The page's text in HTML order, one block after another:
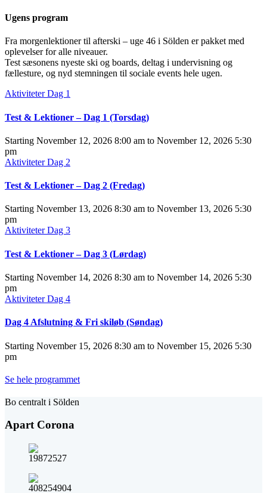
Ugens program
Fra morgenlektioner til afterski – uge 46 i Sölden er pakket med
oplevelser for alle niveauer.
Test sæsonens nyeste ski og boards, deltag i undervisning og
fællesture, og nyd stemningen til sociale events hele ugen.
AktiviteterDag 1
Test & Lektioner – Dag 1 (Torsdag)
Starting November 12, 2026 8:00 am to November 12, 2026 5:30
pm
AktiviteterDag 2
Test & Lektioner – Dag 2 (Fredag)
Starting November 13, 2026 8:30 am to November 13, 2026 5:30
pm
AktiviteterDag 3
Test & Lektioner – Dag 3 (Lørdag)
Starting November 14, 2026 8:30 am to November 14, 2026 5:30
pm
AktiviteterDag 4
Dag 4 Afslutning & Fri skiløb (Søndag)
Starting November 15, 2026 8:30 am to November 15, 2026 5:30
pm
Se hele programmet
Bo centralt i Sölden
Apart Corona